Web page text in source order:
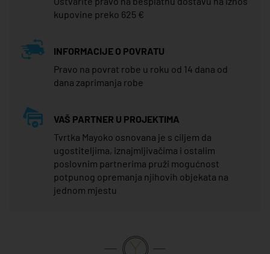
kupovine preko 625 €
INFORMACIJE O POVRATU
Pravo na povrat robe u roku od 14 dana od
dana zaprimanja robe
VAŠ PARTNER U PROJEKTIMA
Tvrtka Mayoko osnovana je s ciljem da
ugostiteljima, iznajmljivačima i ostalim
poslovnim partnerima pruži mogućnost
potpunog opremanja njihovih objekata na
jednom mjestu